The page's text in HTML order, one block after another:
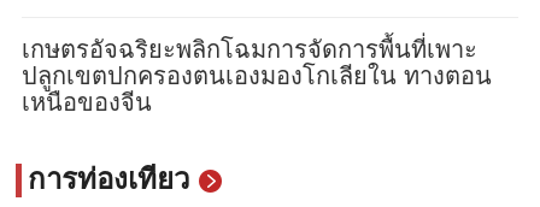
เกษตรอัจฉริยะพลิกโฉมการจัดการพื้นที่เพาะ
ปลูกเขตปกครองตนเองมองโกเลียใน ทางตอน
เหนือของจีน
การท่องเที่ยว